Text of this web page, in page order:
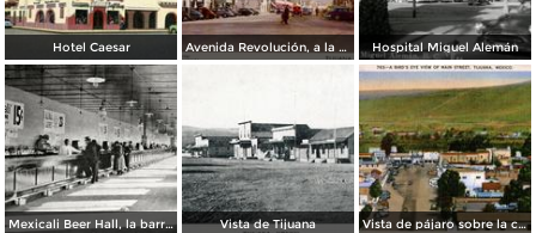
Hotel Caesar Avenida Revolución, a la entrada Hospital Miguel Alemán
Mexicali Beer Hall, la barra más grande del mundo Vista de Tijuana Vista de pájaro sobre la calle principal de Tijuana